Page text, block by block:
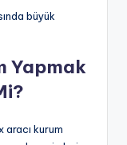
büyük
Yapmak
aracı kurum